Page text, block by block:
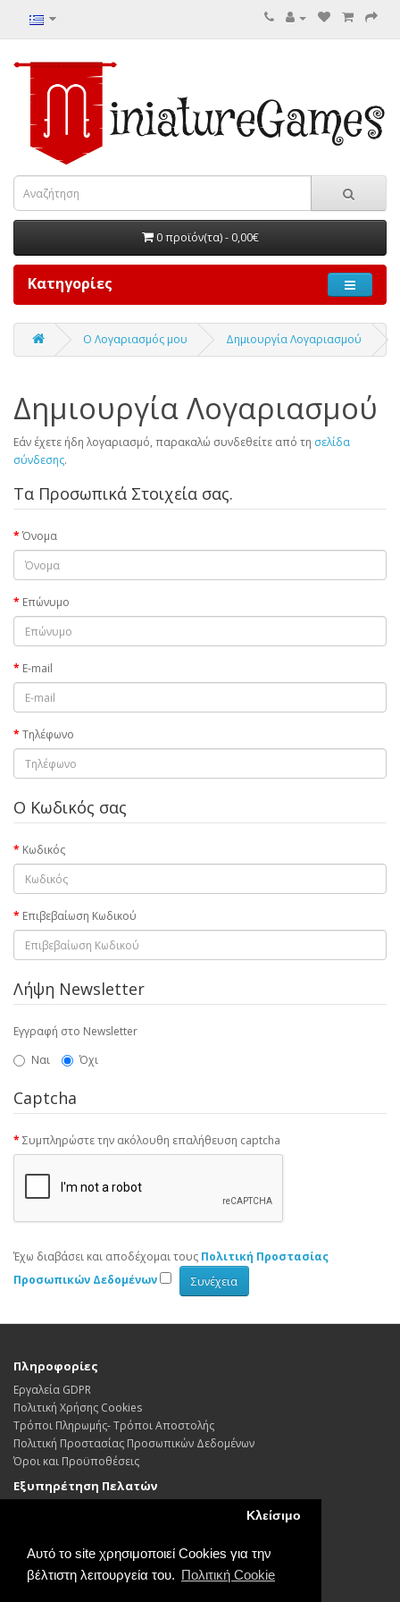
Αυτό το site χρησιμοποιεί Cookies για την
βέλτιστη λειτουργεία του. Πολιτική Cookie
Κλείσιμο
0 προϊόν(τα) - 0,00€
Κατηγορίες
O Λογαριασμός μου Δημιουργία Λογαριασμού
Δημιουργία Λογαριασμού
Εάν έχετε ήδη λογαριασμό, παρακαλώ συνδεθείτε από τη σελίδα
σύνδεσης.
Τα Προσωπικά Στοιχεία σας.
Όνομα
Επώνυμο
E-mail
Τηλέφωνο
Ο Κωδικός σας
Κωδικός
Επιβεβαίωση Κωδικού
Λήψη Newsletter
Εγγραφή στο Newsletter
Ναι
Όχι
Captcha
Συμπληρώστε την ακόλουθη επαλήθευση captcha
Έχω διαβάσει και αποδέχομαι τους Πολιτική Προστασίας
Προσωπικών Δεδoμένων
Πληροφορίες
Εργαλεία GDPR
Πολιτική Χρήσης Cookies
Τρόποι Πληρωμής- Τρόποι Αποστολής
Πολιτική Προστασίας Προσωπικών Δεδoμένων
Όροι και Προϋποθέσεις
Εξυπηρέτηση Πελατών
Χάρτης Ιστότοπου
Λογαριασμός